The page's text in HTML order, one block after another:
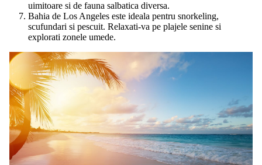
uimitoare si de fauna salbatica diversa.
Bahia de Los Angeles este ideala pentru snorkeling,
scufundari si pescuit. Relaxati-va pe plajele senine si
explorati zonele umede.